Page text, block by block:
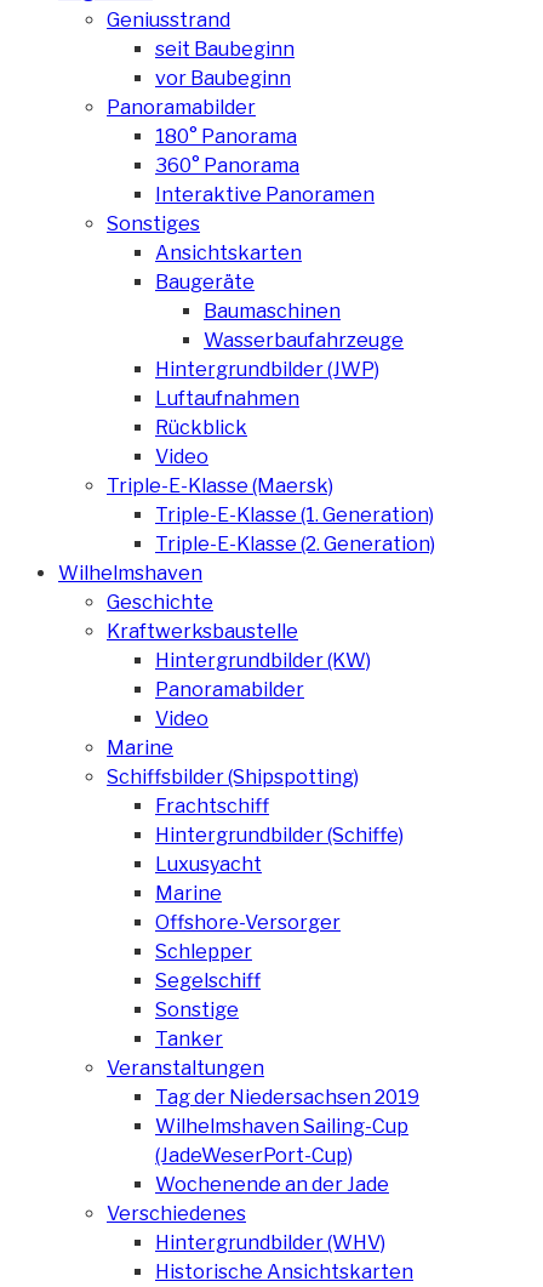
Geniusstrand
seit Baubeginn
vor Baubeginn
Panoramabilder
180° Panorama
360° Panorama
Interaktive Panoramen
Sonstiges
Ansichtskarten
Baugeräte
Baumaschinen
Wasserbaufahrzeuge
Hintergrundbilder (JWP)
Luftaufnahmen
Rückblick
Video
Triple-E-Klasse (Maersk)
Triple-E-Klasse (1. Generation)
Triple-E-Klasse (2. Generation)
Wilhelmshaven
Geschichte
Kraftwerksbaustelle
Hintergrundbilder (KW)
Panoramabilder
Video
Marine
Schiffsbilder (Shipspotting)
Frachtschiff
Hintergrundbilder (Schiffe)
Luxusyacht
Marine
Offshore-Versorger
Schlepper
Segelschiff
Sonstige
Tanker
Veranstaltungen
Tag der Niedersachsen 2019
Wilhelmshaven Sailing-Cup
(JadeWeserPort-Cup)
Wochenende an der Jade
Verschiedenes
Hintergrundbilder (WHV)
Historische Ansichtskarten